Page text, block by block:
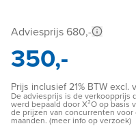
Adviesprijs 680,-
350,-
Prijs inclusief 21% BTW excl.
De adviesprijs is de verkoopprijs
werd bepaald door X²O op basis
de prijzen van concurrenten
maanden. (meer info op verzoek)